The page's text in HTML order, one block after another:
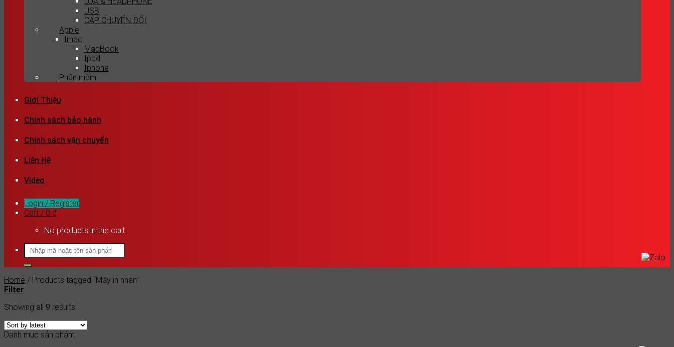
USB
CÁP CHUYỂN ĐỔI
Apple
Imac
MacBook
Ipad
Iphone
Phần mềm
Giới Thiệu
Chính sách bảo hành
Chính sách vận chuyển
Liên Hệ
Video
Login / Register
Cart / 0 ₫
No products in the cart.
Search
for:
Home / Products tagged “Máy in nhãn”
Filter
Showing all 9 results
Danh mục sản phẩm